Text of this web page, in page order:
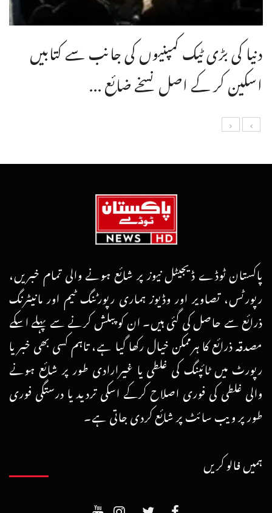
دنیا کی بڑی ٹیک کمپنیوں کی جانب سے کتابیں
اسکین کر کے اصل نسخے ضائع ...
پاکستان ٹوڈے ڈیجیٹل نیوز پر شائع ہونے والی تمام خبریں،
رپورٹس، تصاویر اور وڈیوز ہماری رپورٹنگ ٹیم اور مانیٹرنگ
ذرائع سے حاصل کی گئی ہیں۔ ان کو پبلش کرنے سے پہلے اسکے
مصدقہ ذرائع کا ہرممکن خیال رکھا گیا ہے، تاہم کسی بھی خبر یا
رپورٹ میں ٹائپنگ کی غلطی یا غیرارادی طور پر شائع ہونے
والی غلطی کی فوری اصلاح کرکے اسکی تردید یا درستگی فوری
طور پر ویب سائٹ پر شائع کردی جاتی ہے۔
ہمیں فالو کریں